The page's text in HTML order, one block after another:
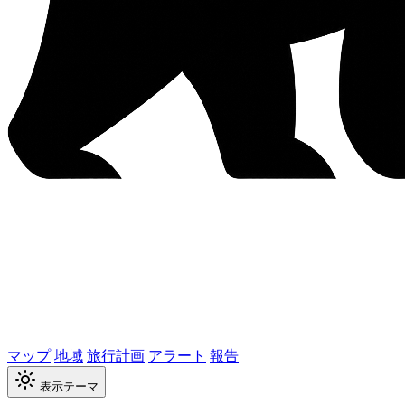
マップ地域旅行計画 アラート 報告
表示テーマ